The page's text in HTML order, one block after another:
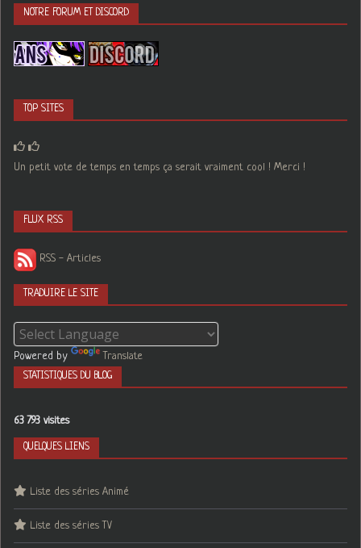
NOTRE FORUM ET DISCORD
TOP SITES
Un petit vote de temps en temps ça serait vraiment cool ! Merci !
FLUX RSS
RSS - Articles
TRADUIRE LE SITE
Powered by Translate
STATISTIQUES DU BLOG
63 793 visites
QUELQUES LIENS
Liste des séries Animé
Liste des séries TV